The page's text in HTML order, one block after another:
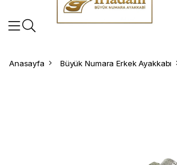
Anasayfa Büyük Numara Erkek Ayakkabı